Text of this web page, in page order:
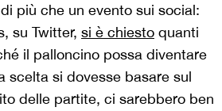
più che un evento sui social:
su Twitter, si è chiesto quanti
il palloncino possa diventare
scelta si dovesse basare sul
delle partite, ci sarebbero ben